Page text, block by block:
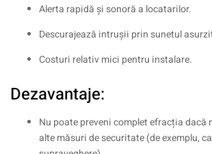
Alerta rapidă și sonoră a locatarilor.
Descurajează intrușii prin sunetul
Costuri relativ mici pentru instalare.
Dezavantaje:
Nu poate preveni complet efracția dacă
alte măsuri de securitate (de exemplu,